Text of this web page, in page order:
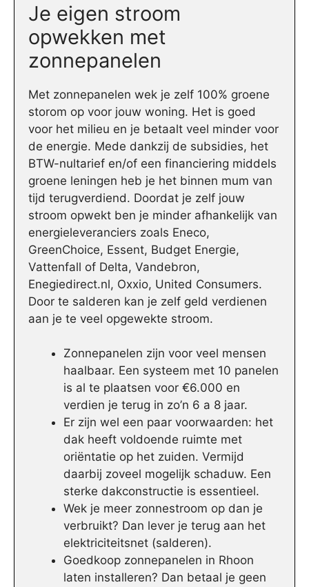
Je eigen stroom
opwekken met
zonnepanelen
Met zonnepanelen wek je zelf 100% groene
storom op voor jouw woning. Het is goed
voor het milieu en je betaalt veel minder voor
de energie. Mede dankzij de subsidies, het
BTW-nultarief en/of een financiering middels
groene leningen heb je het binnen mum van
tijd terugverdiend. Doordat je zelf jouw
stroom opwekt ben je minder afhankelijk van
energieleveranciers zoals Eneco,
GreenChoice, Essent, Budget Energie,
Vattenfall of Delta, Vandebron,
Enegiedirect.nl, Oxxio, United Consumers.
Door te salderen kan je zelf geld verdienen
aan je te veel opgewekte stroom.
Zonnepanelen zijn voor veel mensen
haalbaar. Een systeem met 10 panelen
is al te plaatsen voor €6.000 en
verdien je terug in zo’n 6 a 8 jaar.
Er zijn wel een paar voorwaarden: het
dak heeft voldoende ruimte met
oriëntatie op het zuiden. Vermijd
daarbij zoveel mogelijk schaduw. Een
sterke dakconstructie is essentieel.
Wek je meer zonnestroom op dan je
verbruikt? Dan lever je terug aan het
elektriciteitsnet (salderen).
Goedkoop zonnepanelen in Rhoon
laten installeren? Dan betaal je geen